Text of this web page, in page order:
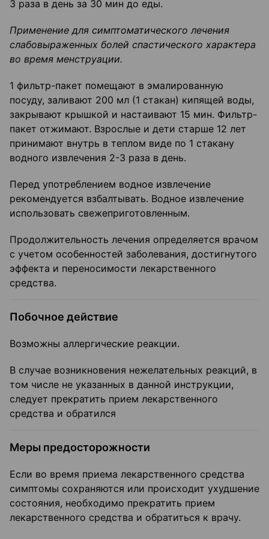
3 раза в день за 30 мин до еды.
Применение для симптоматического лечения
слабовыраженных болей спастического характера
во время менструации.
1 фильтр-пакет помещают в эмалированную
посуду, заливают 200 мл (1 стакан) кипящей воды,
закрывают крышкой и настаивают 15 мин. Фильтр-
пакет отжимают. Взрослые и дети старше 12 лет
принимают внутрь в теплом виде по 1 стакану
водного извлечения 2-3 раза в день.
Перед употреблением водное извлечение
рекомендуется взбалтывать. Водное извлечение
использовать свежеприготовленным.
Продолжительность лечения определяется врачом
с учетом особенностей заболевания, достигнутого
эффекта и переносимости лекарственного
средства.
Побочное действие
Возможны аллергические реакции.
В случае возникновения нежелательных реакций, в
том числе не указанных в данной инструкции,
следует прекратить прием лекарственного
средства и обратился
Меры предосторожности
Если во время приема лекарственного средства
симптомы сохраняются или происходит ухудшение
состояния, необходимо прекратить прием
лекарственного средства и обратиться к врачу.